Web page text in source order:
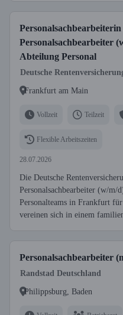
Personalsachbearbeiterin
Personalsachbearbeiter
Abteilung Personal
Deutsche
Frankfurt am Main
Vollzeit Teilzeit
Flexible Arbeitszeiten
28.07.2026
Die Deutsche
Personalsachbearbeiter (w/m/
Personalteams in Frankfurt
vereinen sich in einem
Personalsachbearbeiter
Randstad Deutschland
Philippsburg, Baden